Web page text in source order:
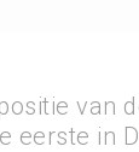
van
eerste in